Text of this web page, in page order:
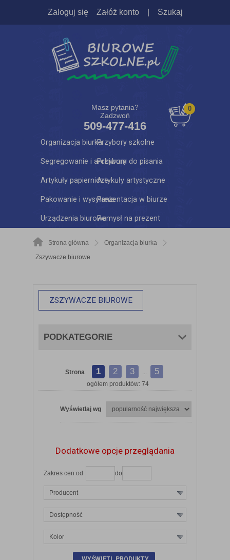
Zaloguj się Załóż konto Szukaj
Masz pytania?
Zadzwoń
509-477-416
0
Organizacja biurkaPrzybory szkolne
Segregowanie i archiwumPrzybory do pisania
Artykuły papierniczeArtykuły artystyczne
Pakowanie i wysyłaniePrezentacja w biurze
Urządzenia biurowePomysł na prezent
Strona główna
Organizacja biurka
Zszywacze biurowe
ZSZYWACZE BIUROWE
PODKATEGORIE
Strona 1 2 3 ... 5
ogółem produktów: 74
Wyświetlaj wg
Dodatkowe opcje przeglądania
Zakres cen od do
Producent
Dostępność
Kolor
ZOBACZ SZCZEGÓŁY